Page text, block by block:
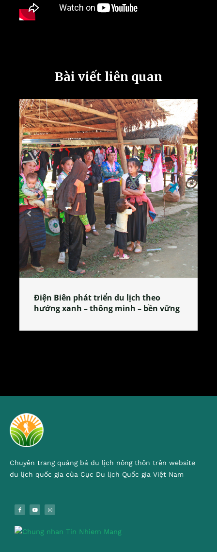
Bài viết liên quan
Làng làm bánh tẻ Phú Nhi – nơi lan
tỏa đặc sản xứ Đoài
Chuyên trang quảng bá du lịch nông thôn trên website
du lịch quốc gia của Cục Du lịch Quốc gia Việt Nam